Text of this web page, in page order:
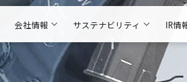
会社情報 サステナビリティ IR情